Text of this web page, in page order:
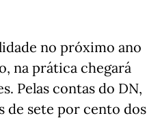
no próximo ano
na prática chegará
Pelas contas do DN,
de sete por cento dos